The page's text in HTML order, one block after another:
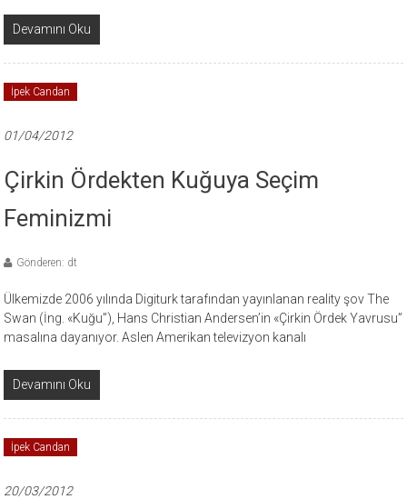
Devamını Oku
İpek Candan
01/04/2012
Çirkin Ördekten Kuğuya Seçim
Feminizmi
Gönderen: dt
Ülkemizde 2006 yılında Digiturk tarafından yayınlanan reality şov The
Swan (İng. «Kuğu”), Hans Christian Andersen’in «Çirkin Ördek Yavrusu”
masalına dayanıyor. Aslen Amerikan televizyon kanalı
Devamını Oku
İpek Candan
20/03/2012